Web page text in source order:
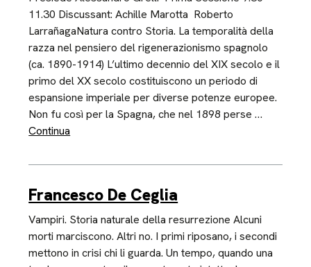
11.30 Discussant: Achille Marotta Roberto
LarrañagaNatura contro Storia. La temporalità della
razza nel pensiero del rigenerazionismo spagnolo
(ca. 1890-1914) L’ultimo decennio del XIX secolo e il
primo del XX secolo costituiscono un periodo di
espansione imperiale per diverse potenze europee.
Non fu così per la Spagna, che nel 1898 perse …
Continua
Francesco De Ceglia
Vampiri. Storia naturale della resurrezione Alcuni
morti marciscono. Altri no. I primi riposano, i secondi
mettono in crisi chi li guarda. Un tempo, quando una